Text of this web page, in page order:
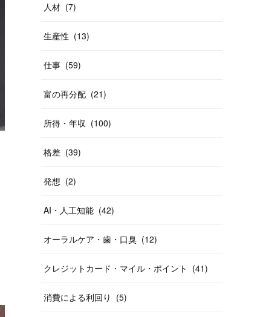
人材 (7)
生産性 (13)
仕事 (59)
富の再分配 (21)
所得・年収 (100)
格差 (39)
発想 (2)
AI・人工知能 (42)
オーラルケア・歯・口臭 (12)
クレジットカード・マイル・ポイント (41)
消費による利回り (5)